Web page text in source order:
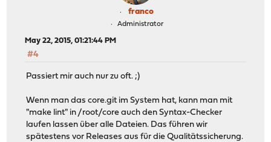
franco
Administrator
May 22, 2015, 01:21:44 PM
#4
Passiert mir auch nur zu oft. ;)
Wenn man das core.git im System hat, kann man mit
"make lint" in /root/core auch den Syntax-Checker
laufen lassen über alle Dateien. Das führen wir
spätestens vor Releases aus für die Qualitätssicherung.